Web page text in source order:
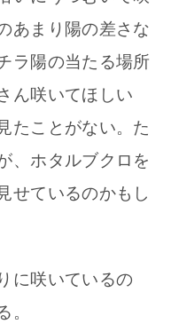
あまり陽の差さな
ラ陽の当たる場所
ん咲いてほしい
たことがない。た
、ホタルブクロを
せているのかもし
に咲いているの
。